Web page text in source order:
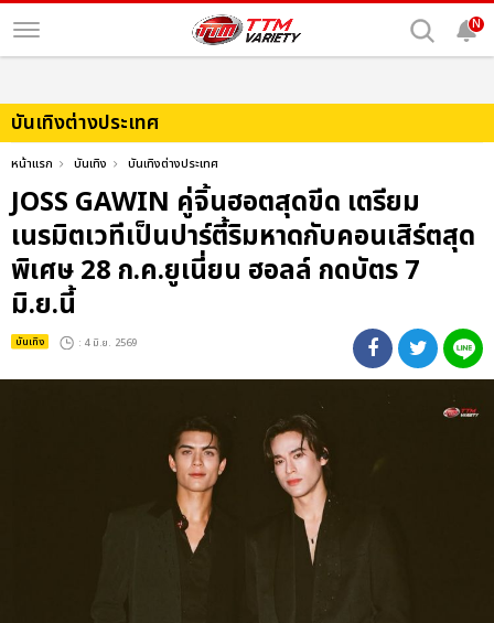
N
บันเทิงต่างประเทศ
หน้าแรก บันเทิง บันเทิงต่างประเทศ
JOSS GAWIN คู่จิ้นฮอตสุดขีด เตรียม
เนรมิตเวทีเป็นปาร์ตี้ริมหาดกับคอนเสิร์ตสุด
พิเศษ 28 ก.ค.ยูเนี่ยน ฮอลล์ กดบัตร 7
มิ.ย.นี้
บันเทิง : 4 มิ.ย. 2569